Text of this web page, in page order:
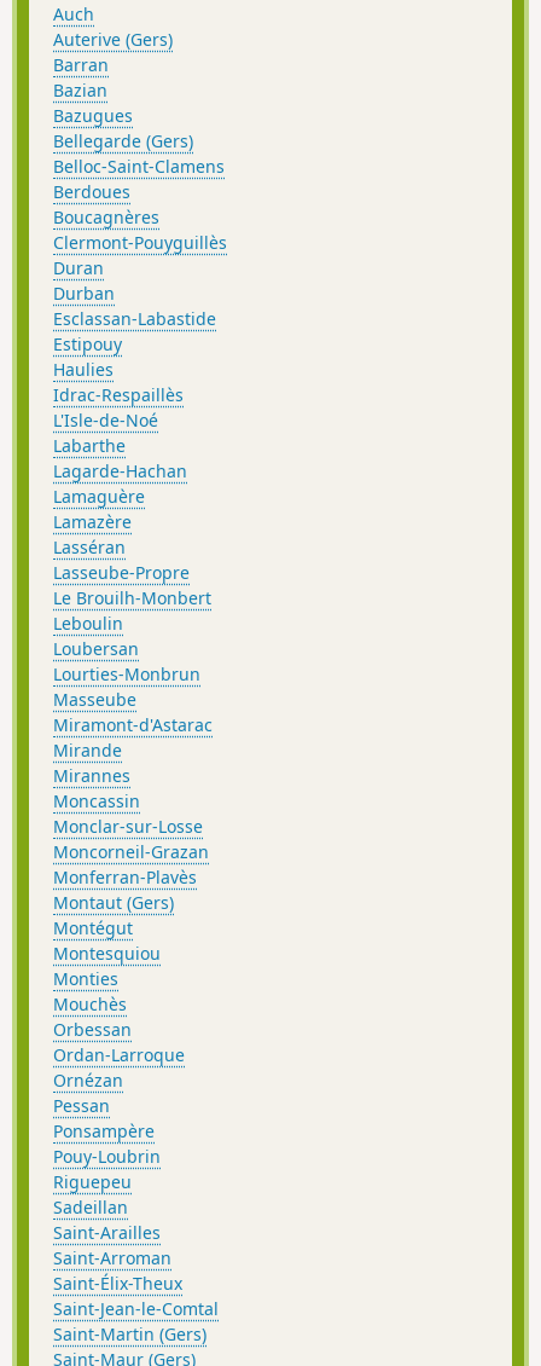
Auch
Auterive (Gers)
Barran
Bazian
Bazugues
Bellegarde (Gers)
Belloc-Saint-Clamens
Berdoues
Boucagnères
Clermont-Pouyguillès
Duran
Durban
Esclassan-Labastide
Estipouy
Haulies
Idrac-Respaillès
L'Isle-de-Noé
Labarthe
Lagarde-Hachan
Lamaguère
Lamazère
Lasséran
Lasseube-Propre
Le Brouilh-Monbert
Leboulin
Loubersan
Lourties-Monbrun
Masseube
Miramont-d'Astarac
Mirande
Mirannes
Moncassin
Monclar-sur-Losse
Moncorneil-Grazan
Monferran-Plavès
Montaut (Gers)
Montégut
Montesquiou
Monties
Mouchès
Orbessan
Ordan-Larroque
Ornézan
Pessan
Ponsampère
Pouy-Loubrin
Riguepeu
Sadeillan
Saint-Arailles
Saint-Arroman
Saint-Élix-Theux
Saint-Jean-le-Comtal
Saint-Martin (Gers)
Saint-Maur (Gers)